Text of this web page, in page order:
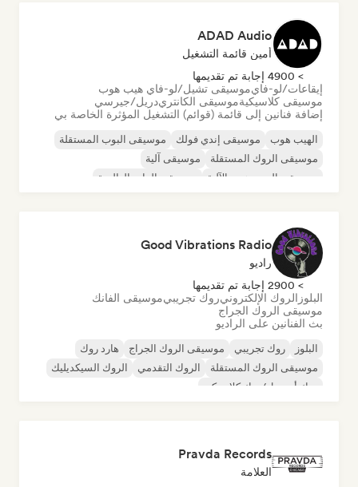
ADAD Audio
أمين قائمة التشغيل
> 4900 إجابة تم تقديمها
إيقاعات/لو-فايموسيقى تشيل/لو-فاي هيب هوب
موسيقى كلاسيكيةموسيقى الكانتريدريل/جيرسي
إضافة فنانين إلى قائمة (قوائم) التشغيل المؤثرة الخاصة بي
الهيب هوب موسيقى إندي فولك
موسيقى البوب المستقلة
موسيقى الروك المستقلة
موسيقى آلية
موسيقى الهيب هوب الآلية
موسيقى الراب العالمية
Good Vibrations Radio
راديو
> 2900 إجابة تم تقديمها
البلوز الروك الإلكترونيروك تجريبيموسيقى الفانك
موسيقى الروك الجراج
بث الفنانين على الراديو
البلوز روك تجريبي موسيقى الروك الجراج
هارد روك
موسيقى الروك المستقلة
الروك التقدمي
الروك السيكديليك
روك أند رول/روك كلاسيكي
Pravda Records
العلامة